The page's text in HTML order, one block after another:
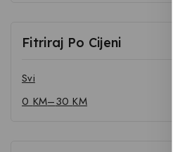
Fitriraj Po Cijeni
Svi
0 KM–30KM